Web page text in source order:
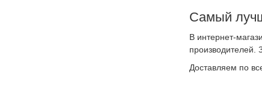
Самый
В интернет-
производителей.
Доставляем по